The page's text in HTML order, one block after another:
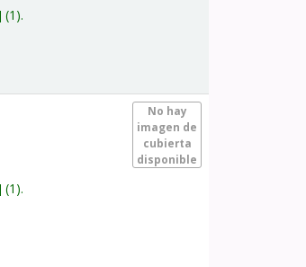
(1).
No hay
imagen de
cubierta
disponible
(1).